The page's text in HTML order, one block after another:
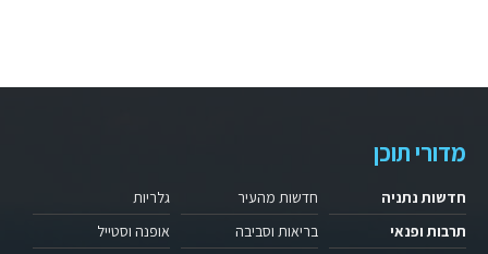
מדורי תוכן
חדשות נתניה
תרבות ופנאי
חדשות מהעיר
בריאות וסביבה
גלריות
אופנה וסטייל